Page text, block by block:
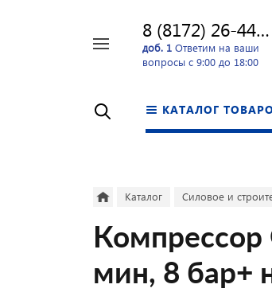
8 (8172) 26-44-24
доб. 1 Ответим на ваши
вопросы с 9:00 до 18:00
КАТАЛОГ
Каталог Силовое и
Компрессор
мин, 8 бар+